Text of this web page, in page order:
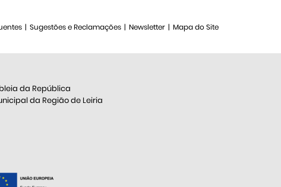
Sugestões e Reclamações Newsletter Mapa do Site
da República
da Região de Leiria